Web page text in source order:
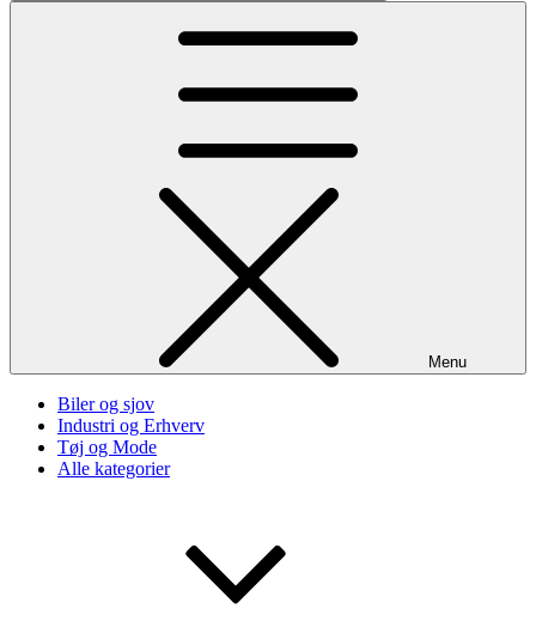
Menu
Biler og sjov
Industri og Erhverv
Tøj og Mode
Alle kategorier